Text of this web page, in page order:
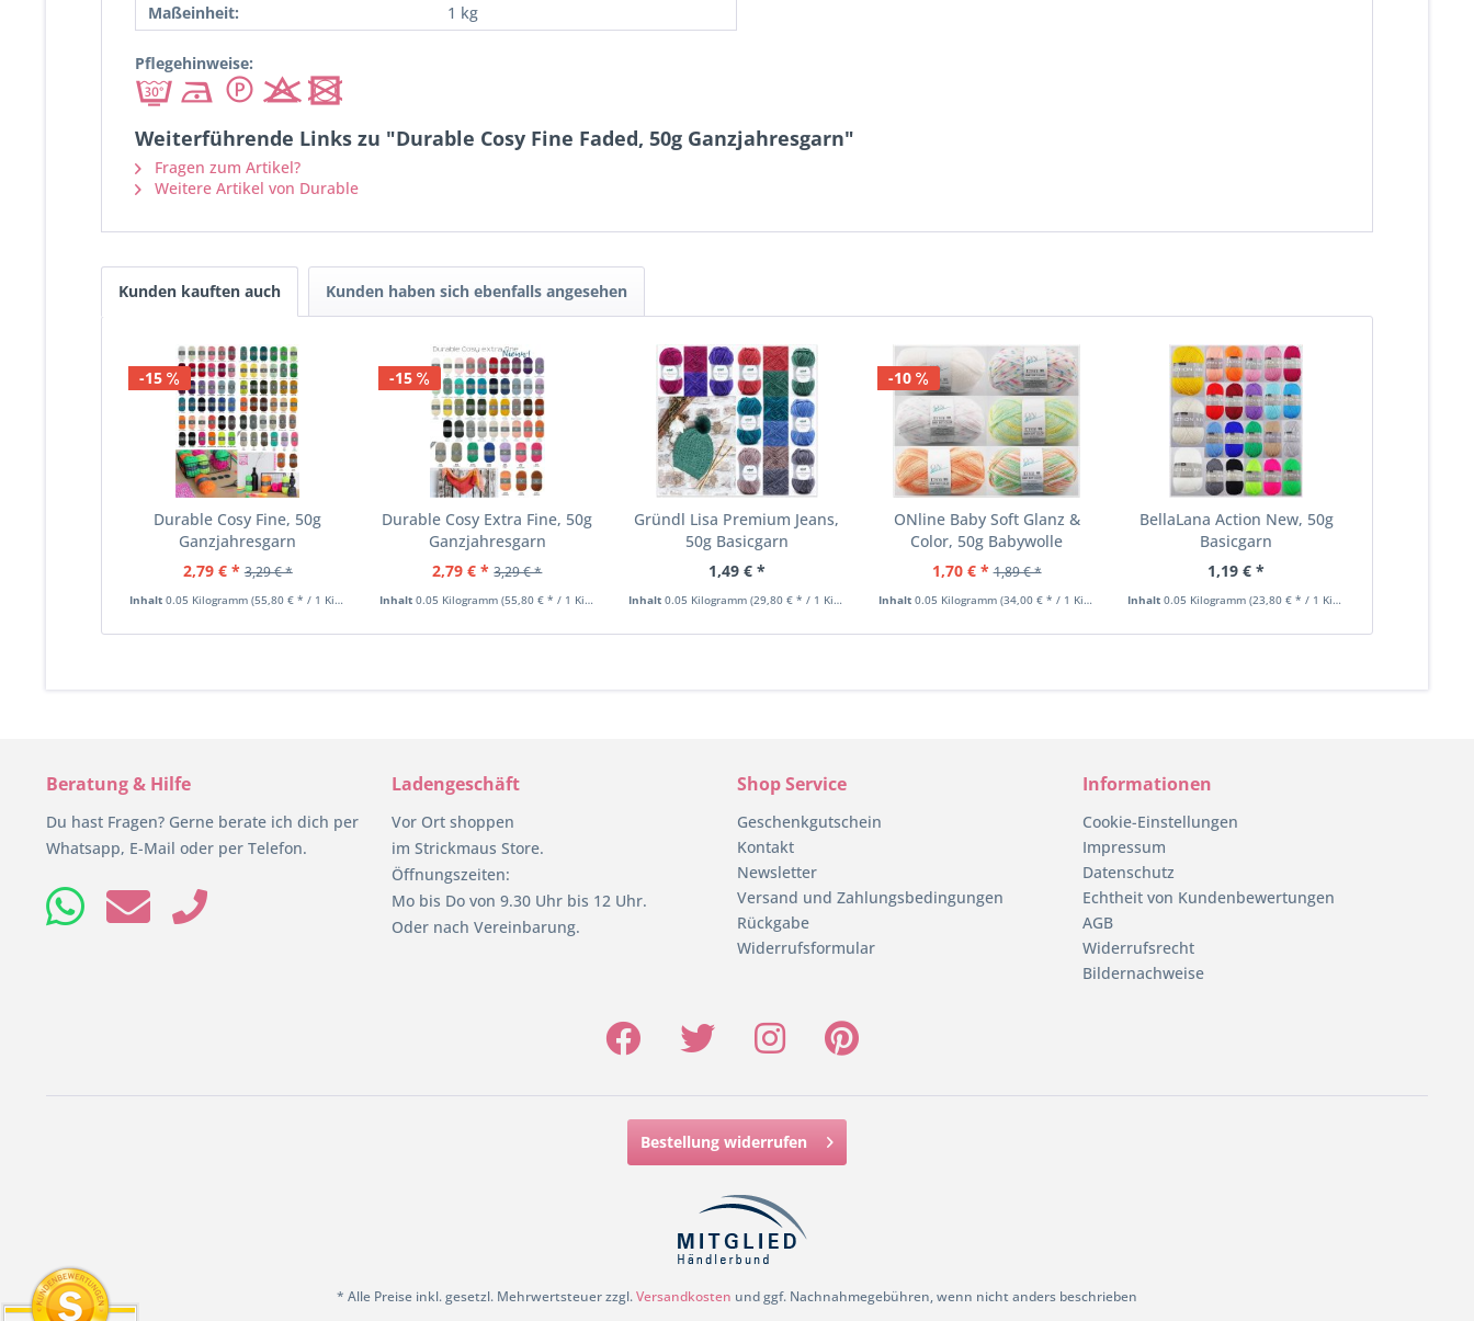
Maßeinheit:
1 kg
Pflegehinweise:
Weiterführende Links zu "Durable Cosy Fine Faded, 50g Ganzjahresgarn"
Fragen zum Artikel?
Weitere Artikel von Durable
Kunden kauften auch Kunden haben sich ebenfalls angesehen
-15
Durable Cosy Fine, 50g
Ganzjahresgarn
2,79 € * 3,29 € *
Inhalt 0.05 Kilogramm (55,80 € * / 1 Kilogramm)
-15
Durable Cosy Extra Fine, 50g
Ganzjahresgarn
2,79 € * 3,29 € *
Inhalt 0.05 Kilogramm (55,80 € * / 1 Kilogramm)
Gründl Lisa Premium Jeans,
50g Basicgarn
1,49 € *
Inhalt0.05 Kilogramm(29,80 € * / 1 Kilogramm)
-10
ONline Baby Soft Glanz &
Color, 50g Babywolle
1,70 € * 1,89 € *
Inhalt 0.05 Kilogramm (34,00 € * / 1 Kilogramm)
BellaLana Action New, 50g
Basicgarn
1,19 € *
Inhalt0.05 Kilogramm(23,80 € * / 1 Kilogramm)
Beratung & Hilfe
Du hast Fragen? Gerne berate ich dich per
Whatsapp, E-Mail oder per Telefon.
Ladengeschäft
Vor Ort shoppen
im Strickmaus Store.
Öffnungszeiten:
Mo bis Do von 9.30 Uhr bis 12 Uhr.
Oder nach Vereinbarung.
Shop Service
Geschenkgutschein
Kontakt
Newsletter
Versand und Zahlungsbedingungen
Rückgabe
Widerrufsformular
Informationen
Cookie-Einstellungen
Impressum
Datenschutz
Echtheit von Kundenbewertungen
AGB
Widerrufsrecht
Bildernachweise
Bestellung widerrufen
* Alle Preise inkl. gesetzl. Mehrwertsteuer zzgl.Versandkosten und ggf. Nachnahmegebühren, wenn nicht anders beschrieben